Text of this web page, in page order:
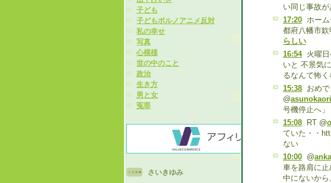
子ども
子どもポルノアニメ反対
私の幸せ
写真
心模様
世の中のこと
政治
生き方
男と女
冤罪
さいきゆみ
い同じ事故が
17:20 ホー
都府八幡市欽
らしい
16:54 火曜
いと 不景気
るなんて怖く
15:38 おめ
@asunokaori
号機停止へ」
15:08
RT @
ていた・・
ない
10:00 @
車を路肩に
中にないから